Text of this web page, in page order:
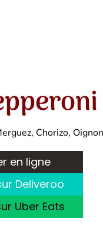
Chorizo,
en ligne
Deliveroo
Uber Eats